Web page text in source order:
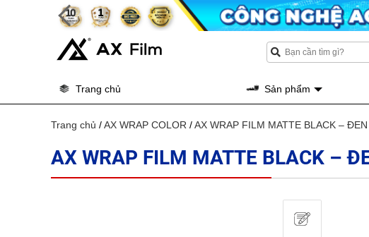
Trang chủ Sản phẩm
Trang chủ /AX WRAP COLOR /AX WRAP FILM MATTE BLACK –
AX WRAP FILM MATTE BLACK –